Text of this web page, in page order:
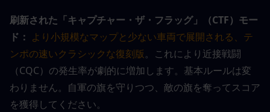
刷新された「キャプチャー・ザ・フラッグ」（CTF）モー
ド： より小規模なマップと少ない車両で展開される、テ
ンポの速いクラシックな復刻版。これにより近接戦闘
（CQC）の発生率が劇的に増加します。基本ルールは変
わりません。自軍の旗を守りつつ、敵の旗を奪ってスコア
を獲得してください。